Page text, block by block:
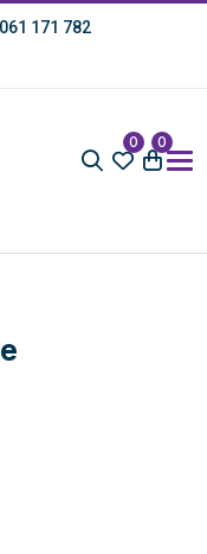
061 171 782
0 0